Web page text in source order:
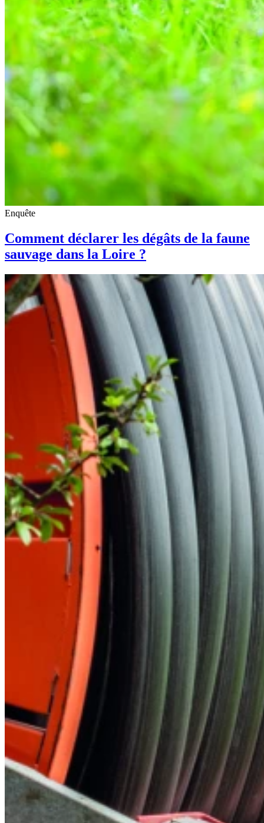
Enquête
Comment déclarer les dégâts de la faune
sauvage dans la Loire ?